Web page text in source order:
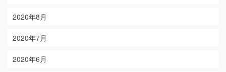
2020年8月
2020年7月
2020年6月